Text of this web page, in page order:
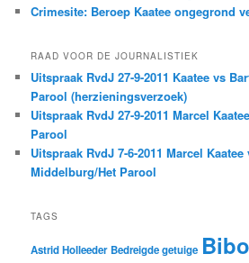
Crimesite: Beroep Kaatee ongegrond
RAAD VOOR DE JOURNALISTIEK
Uitspraak RvdJ 27-9-2011 Kaatee vs
Parool (herzieningsverzoek)
Uitspraak RvdJ 27-9-2011 Marcel
Parool
Uitspraak RvdJ 7-6-2011 Marcel Kaatee
Middelburg/Het Parool
TAGS
Astrid Holleeder Bedreigde getuige